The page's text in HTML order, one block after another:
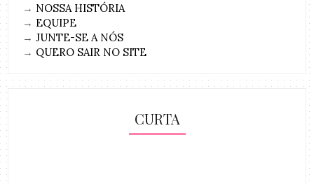
→ NOSSA HISTÓRIA
→ EQUIPE
→JUNTE-SE A NÓS
→ QUERO SAIR NO SITE
CURTA